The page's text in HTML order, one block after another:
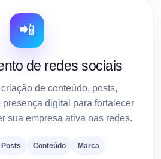
📲
de redes sociais
de conteúdo, posts,
digital para fortalecer
sua empresa ativa nas redes.
Posts Conteúdo Marca